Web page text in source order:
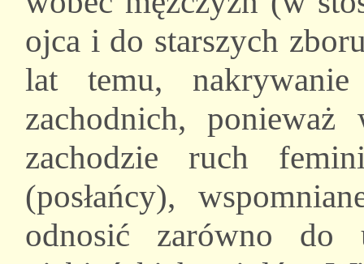
ojca i do starszych
lat temu,
zachodnich,
zachodzie ruch
(posłańcy),
odnosić zarówno do